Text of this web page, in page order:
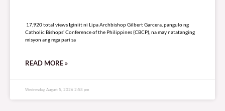
17,920 total views Iginiit ni Lipa Archbishop Gilbert Garcera, pangulo ng
Catholic Bishops’ Conference of the Philippines (CBCP), na may natatanging
misyon ang mga pari sa
READ MORE »
Wednesday, August 5, 2026 2:58 pm